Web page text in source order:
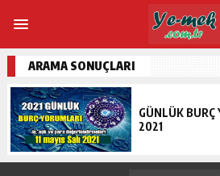
ARAMA SONUÇLARI
GÜNLÜK BURÇ
2021